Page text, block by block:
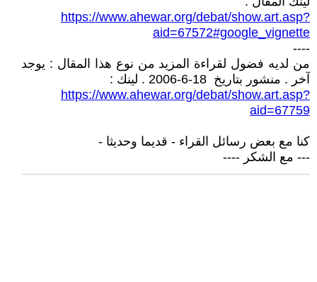
https://www.ahewar.org/debat/show.art.asp?
aid=67572#google_vignette
----
من لديه فضول لقراءة المزيد من نوع هذا المقال : يوجد
آخر . منشور بتاريخ 18-6-2006 . لينك :
https://www.ahewar.org/debat/show.art.asp?
aid=67759
كنا مع بعض رسائل القراء - قديما وحديثا -
--- مع الشكر ----